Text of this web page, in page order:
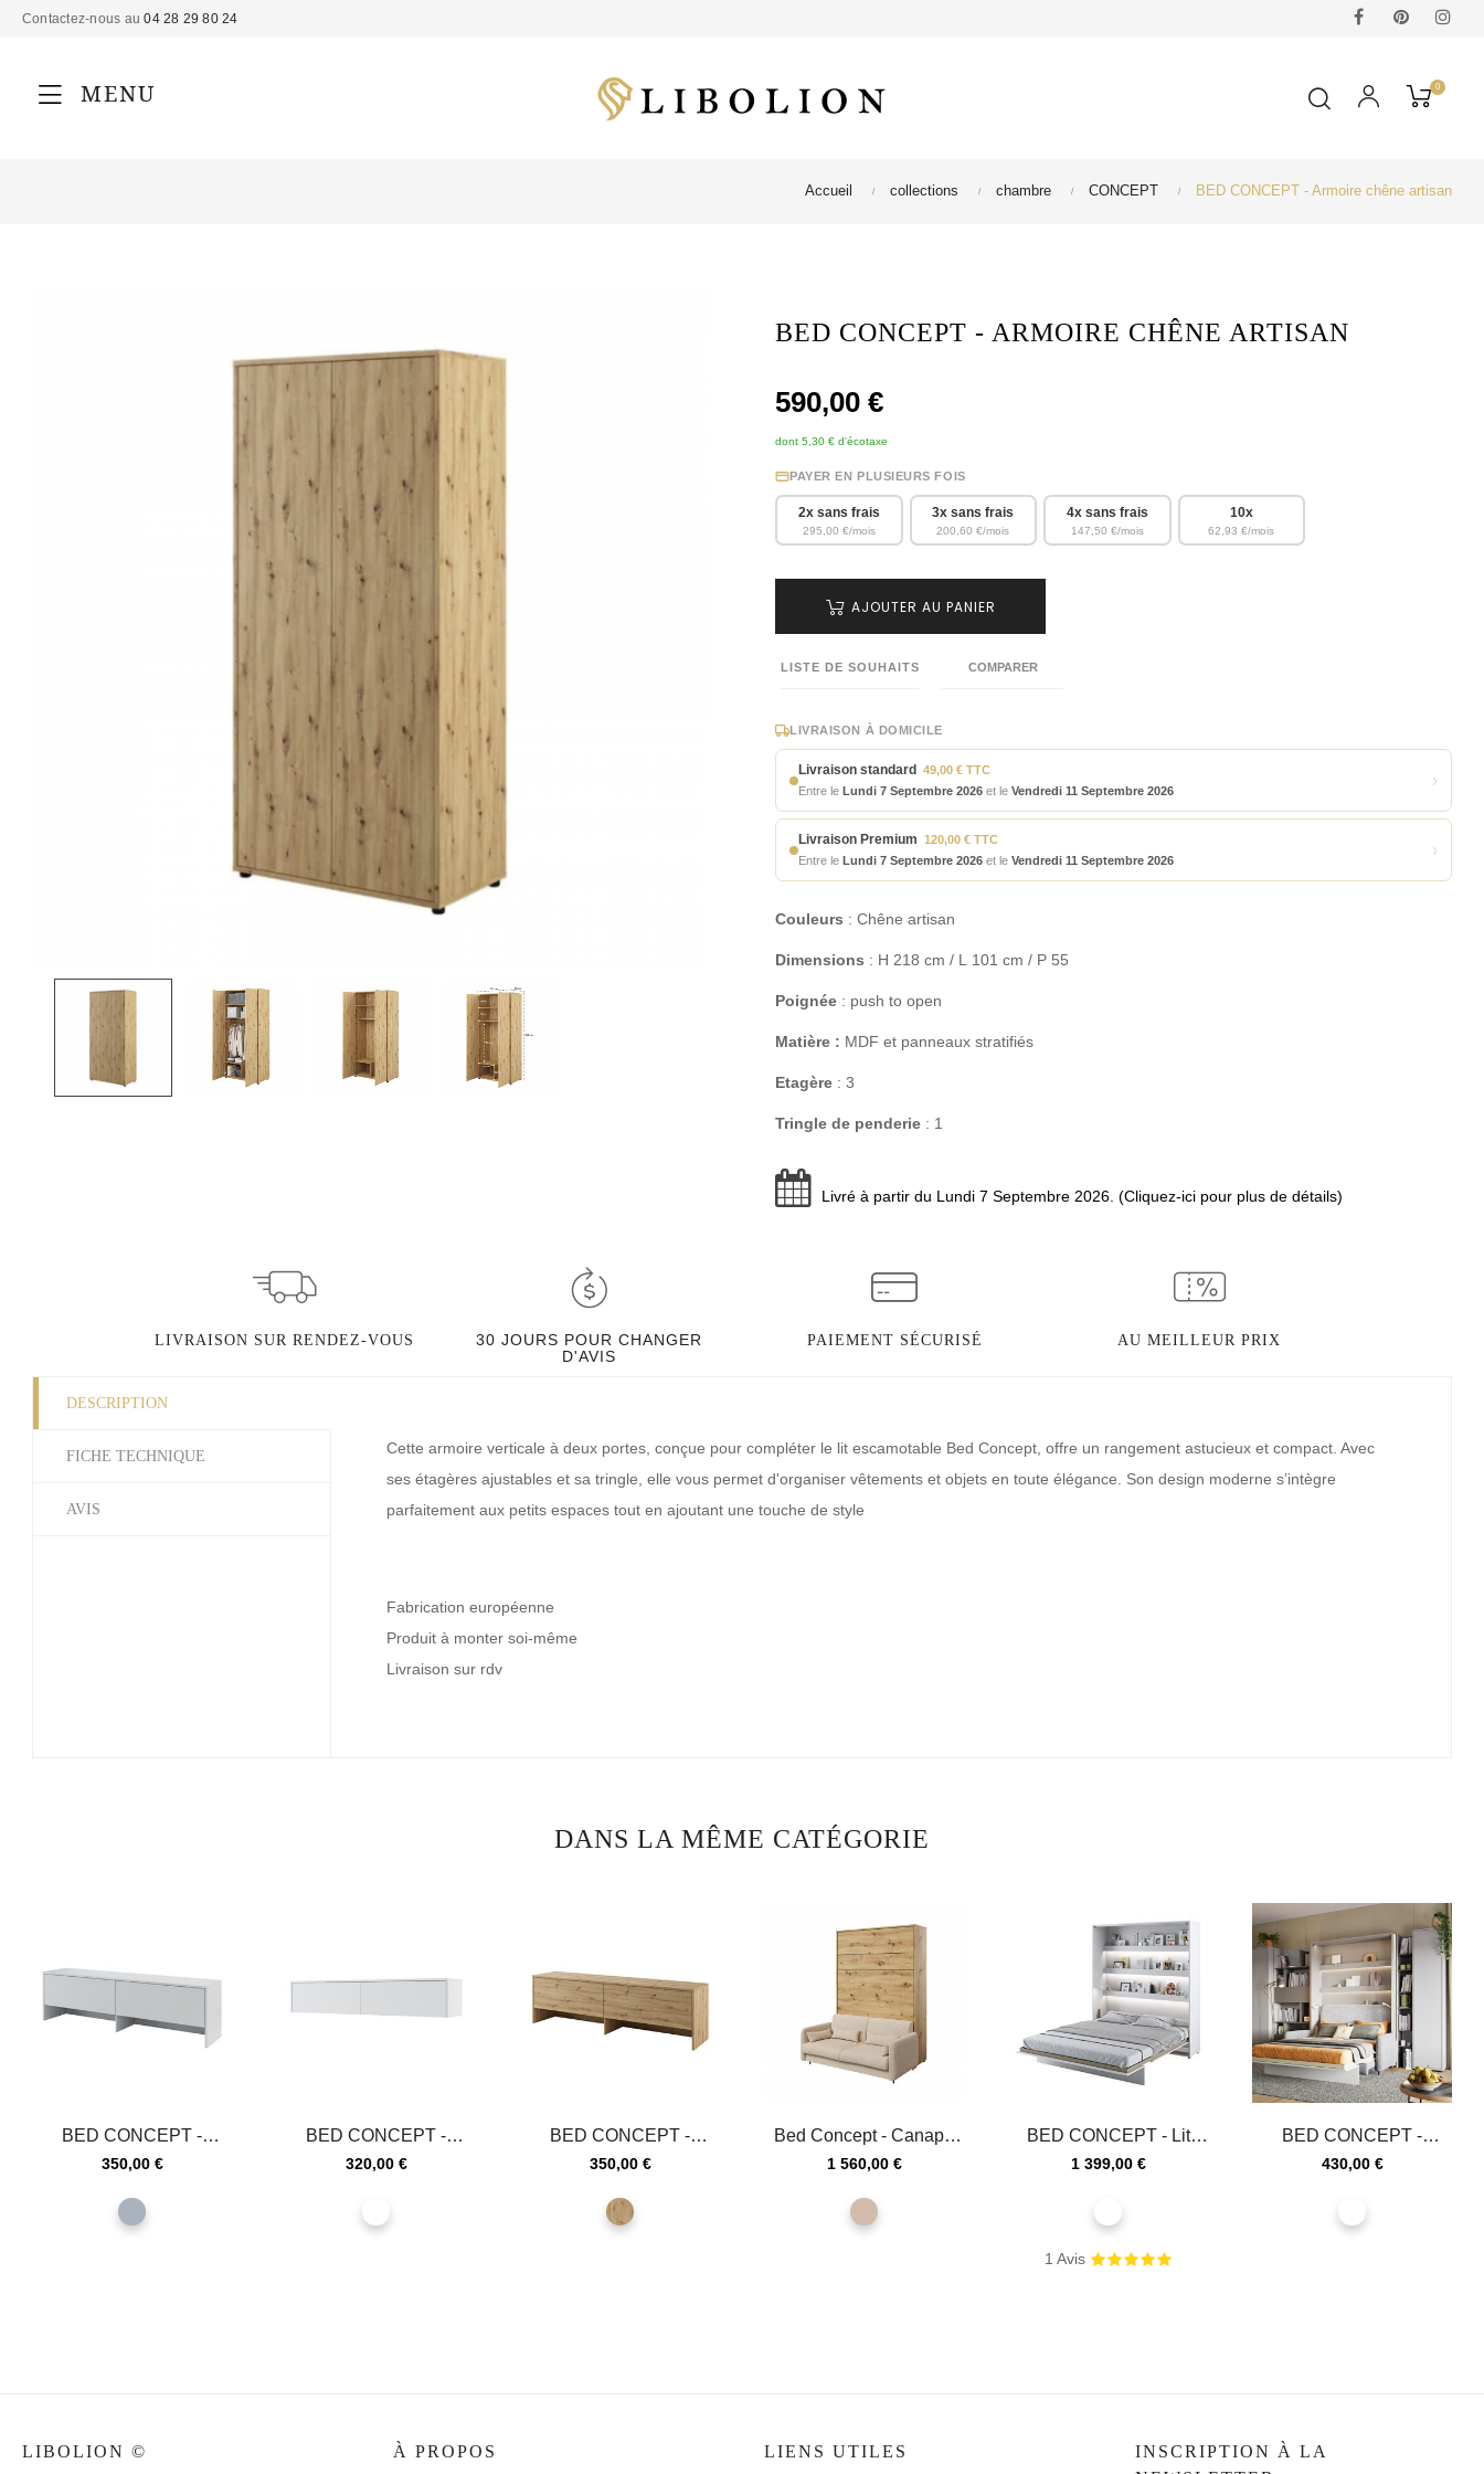
Contactez-nous au04 28 29 80 24 FacebookPinterest
MENU 0
Accueil collections chambre CONCEPT BED CONCEPT - Armoire chêne artisan
BED CONCEPT - ARMOIRE CHÊNE ARTISAN
590,00 €
dont 5,30 € d'écotaxe
PAYER EN PLUSIEURS FOIS
2x sans frais
295,00 €/mois
3x sans frais
200,60 €/mois
4x sans frais
147,50 €/mois
10x
62,93 €/mois
AJOUTER AU PANIER
LISTE DE SOUHAITS COMPARER
LIVRAISON À DOMICILE
Livraison standard
49,00 € TTC
Entre le Lundi 7 Septembre 2026 et le Vendredi 11 Septembre 2026
›
Livraison Premium 120,00 € TTC
Entre le Lundi 7 Septembre 2026 et le Vendredi 11 Septembre 2026
›
Couleurs : Chêne artisan
Dimensions : H 218 cm / L 101 cm / P 55
Poignée : push to open
Matière : MDF et panneaux stratifiés
Etagère : 3
Tringle de penderie : 1
Livré à partir du Lundi 7 Septembre 2026. (Cliquez-ici pour plus de détails)
LIVRAISON SUR RENDEZ-VOUS
30 JOURS POUR CHANGER
D'AVIS
PAIEMENT SÉCURISÉ AU MEILLEUR PRIX
DESCRIPTION
FICHE TECHNIQUE
AVIS
Cette armoire verticale à deux portes, conçue pour compléter le lit escamotable Bed Concept, offre un rangement astucieux et compact. Avec
ses étagères ajustables et sa tringle, elle vous permet d'organiser vêtements et objets en toute élégance. Son design moderne s’intègre
parfaitement aux petits espaces tout en ajoutant une touche de style
Fabrication européenne
Produit à monter soi-même
Livraison sur rdv
DANS LA MÊME CATÉGORIE
BED CONCEPT -
Extension de rangement
Prix
350,00 €
gris
BED CONCEPT -
Extension de rangement
Prix
320,00 €
BED CONCEPT -
Extension de rangement
Prix
350,00 €
chêne
artisan
Bed Concept - Canapé
beige 160 pour lit...
Prix
1 560,00 €
beige
BED CONCEPT - Lit
escamotable 180x200
Prix
1 399,00 €
1 Avis
BED CONCEPT -
Armoire grise 1 porte
Prix
430,00 €
LIBOLION © À PROPOS LIENS UTILES
INSCRIPTION À LA